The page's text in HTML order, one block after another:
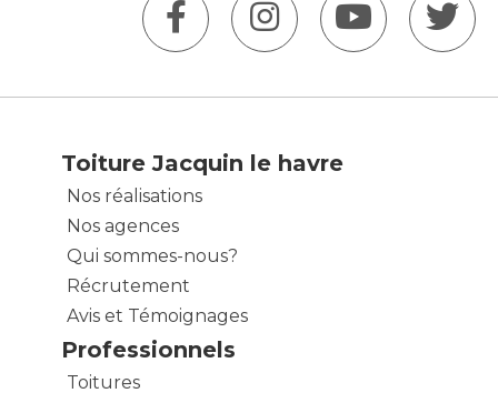
Toiture Jacquin le havre
Nos réalisations
Nos agences
Qui sommes-nous?
Récrutement
Avis et Témoignages
Professionnels
Toitures